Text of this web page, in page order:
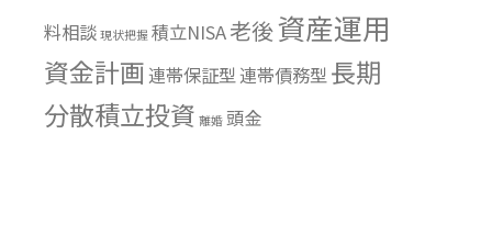
料相談 現状把握 積立NISA老後資産運用
資金計画 連帯保証型連帯債務型長期
分散積立投資 離婚 頭金